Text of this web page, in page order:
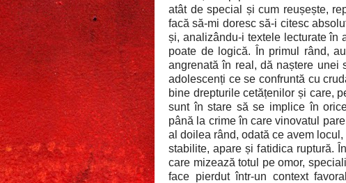
atât de special și cum reușește,
facă să-mi doresc să-i citesc
și, analizându-i textele lecturate în
poate de logică. În primul rând,
angrenată în real, dă naștere unei
adolescenți ce se confruntă cu
bine drepturile cetățenilor și care,
sunt în stare să se implice în
până la crime în care vinovatul
al doilea rând, odată ce avem
stabilite, apare și fatidica ruptură.
care mizează totul pe omor,
face pierdut într-un context